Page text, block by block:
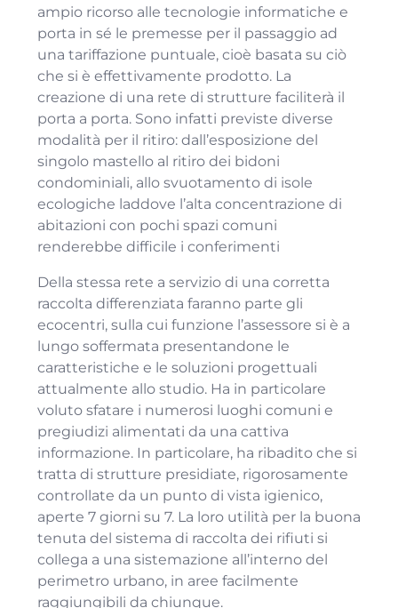
ampio ricorso alle tecnologie informatiche e
porta in sé le premesse per il passaggio ad
una tariffazione puntuale, cioè basata su ciò
che si è effettivamente prodotto. La
creazione di una rete di strutture faciliterà il
porta a porta. Sono infatti previste diverse
modalità per il ritiro: dall’esposizione del
singolo mastello al ritiro dei bidoni
condominiali, allo svuotamento di isole
ecologiche laddove l’alta concentrazione di
abitazioni con pochi spazi comuni
renderebbe difficile i conferimenti
Della stessa rete a servizio di una corretta
raccolta differenziata faranno parte gli
ecocentri, sulla cui funzione l’assessore si è a
lungo soffermata presentandone le
caratteristiche e le soluzioni progettuali
attualmente allo studio. Ha in particolare
voluto sfatare i numerosi luoghi comuni e
pregiudizi alimentati da una cattiva
informazione. In particolare, ha ribadito che si
tratta di strutture presidiate, rigorosamente
controllate da un punto di vista igienico,
aperte 7 giorni su 7. La loro utilità per la buona
tenuta del sistema di raccolta dei rifiuti si
collega a una sistemazione all’interno del
perimetro urbano, in aree facilmente
raggiungibili da chiunque.